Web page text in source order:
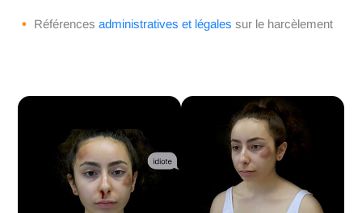
Référencesadministratives et légales sur le harcèlement